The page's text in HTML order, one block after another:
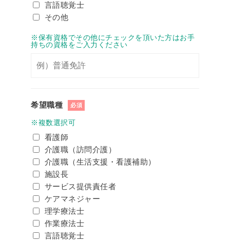
言語聴覚士
その他
※保有資格でその他にチェックを頂いた方はお手
持ちの資格をご入力ください
希望職種 必須
※複数選択可
看護師
介護職（訪問介護）
介護職（生活支援・看護補助）
施設長
サービス提供責任者
ケアマネジャー
理学療法士
作業療法士
言語聴覚士